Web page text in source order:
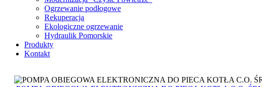
Ogrzewanie podłogowe
Rekuperacja
Ekologiczne ogrzewanie
Hydraulik Pomorskie
Produkty
Kontakt